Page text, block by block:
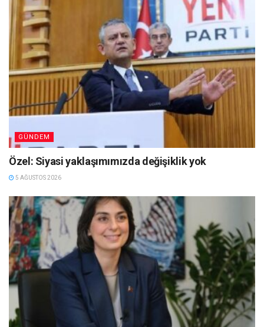
GÜNDEM
Özel: Siyasi yaklaşımımızda değişiklik yok
5 AĞUSTOS 2026